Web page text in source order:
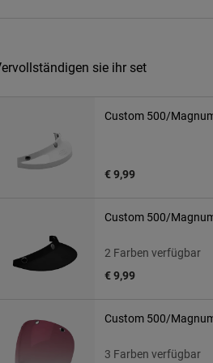
sie ihr set
Custom 500/
€ 9,99
Custom 500/
2 Farben verfügbar
€ 9,99
Custom 500/
3 Farben verfügbar